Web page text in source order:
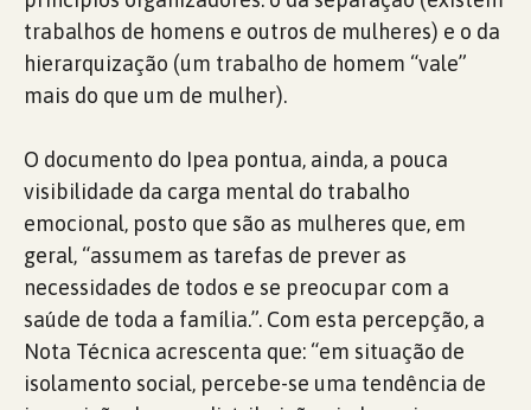
trabalhos de homens e outros de mulheres) e o da
hierarquização (um trabalho de homem “vale”
mais do que um de mulher).
O documento do Ipea pontua, ainda, a pouca
visibilidade da carga mental do trabalho
emocional, posto que são as mulheres que, em
geral, “assumem as tarefas de prever as
necessidades de todos e se preocupar com a
saúde de toda a família.”. Com esta percepção, a
Nota Técnica acrescenta que: “em situação de
isolamento social, percebe-se uma tendência de